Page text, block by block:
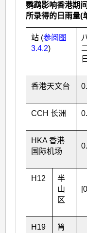
鹦鹉影响香港期
所录得的日雨量(
站 (参阅图
3.4.2)
日
香港天文台
CCH 长洲
HKA 香港
国际机场
H12
半
山
区
H19
筲